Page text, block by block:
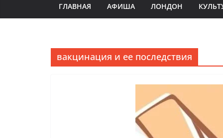
ГЛАВНАЯ АФИША ЛОНДОН
вакцинация и ее последствия